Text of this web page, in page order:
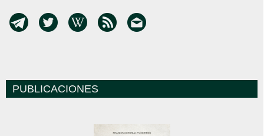
PUBLICACIONES